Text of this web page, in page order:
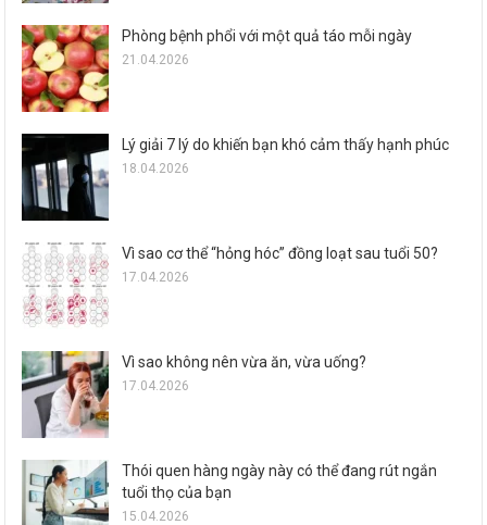
Phòng bệnh phổi với một quả táo mỗi ngày
21.04.2026
Lý giải 7 lý do khiến bạn khó cảm thấy hạnh phúc
18.04.2026
Vì sao cơ thể “hỏng hóc” đồng loạt sau tuổi 50?
17.04.2026
Vì sao không nên vừa ăn, vừa uống?
17.04.2026
Thói quen hàng ngày này có thể đang rút ngắn
tuổi thọ của bạn
15.04.2026